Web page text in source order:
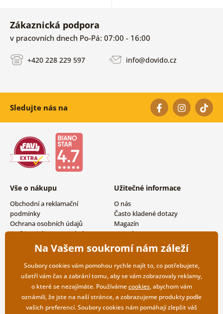
Zákaznická podpora
v pracovních dnech Po-Pá: 07:00 - 16:00
+420 228 229 597 info@dovido.cz
Sledujte nás na
Vše o nákupu
Obchodní a reklamační
podmínky
Ochrana osobních údajů
Možnosti dopravy a platby
Vrácení zboží
Užitečné informace
O nás
Často kladené dotazy
Magazín
Kontakty
Velkoobchodní spolupráce
Na Vašem soukromí nám záleží
Soubory cookies vám pomohou rychle najít to, co potřebujete,
ušetří vám čas a zabrání tomu, aby se vám zobrazovaly reklamy,
o které se nezajímáte. Používámecookies, abychom vám
oznámili, že jste na naší stránce, a zobrazujeme produkty podle
vašich preferencí. Soubory cookies nám pomáhají zlepšit váš